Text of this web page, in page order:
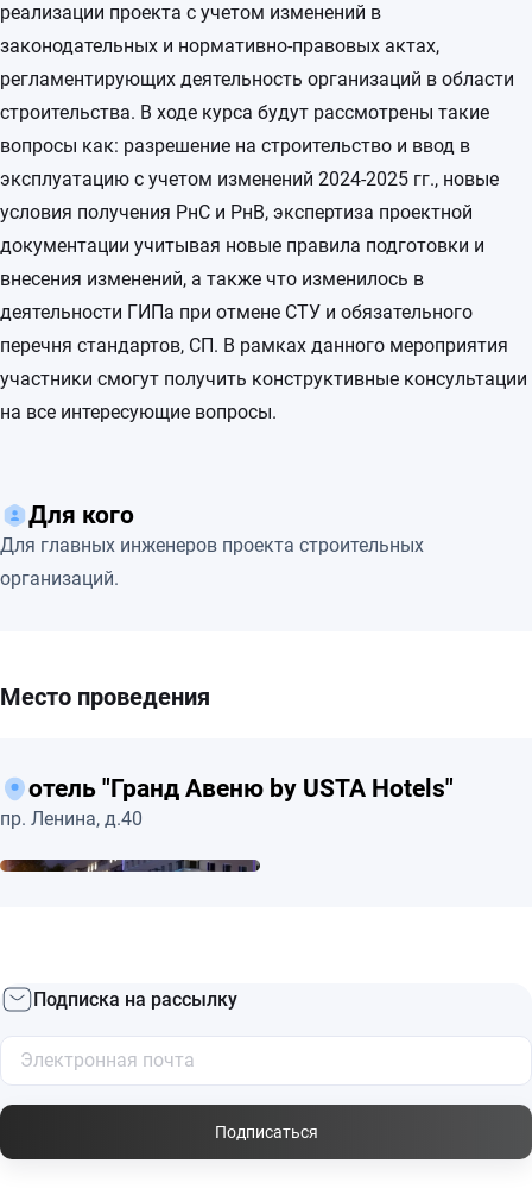
реализации проекта с учетом изменений в
законодательных и нормативно-правовых актах,
регламентирующих деятельность организаций в области
строительства. В ходе курса будут рассмотрены такие
вопросы как: разрешение на строительство и ввод в
эксплуатацию с учетом изменений 2024-2025 гг., новые
условия получения РнС и РнВ, экспертиза проектной
документации учитывая новые правила подготовки и
внесения изменений, а также что изменилось в
деятельности ГИПа при отмене СТУ и обязательного
перечня стандартов, СП. В рамках данного мероприятия
участники смогут получить конструктивные консультации
на все интересующие вопросы.
Для кого
Для главных инженеров проекта строительных
организаций.
Место проведения
отель "Гранд Авеню by USTA Hotels"
пр. Ленина, д.40
Подписка на рассылку
Подписаться